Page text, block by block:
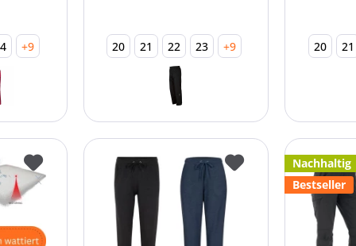
+9 20 21 22 23 +9 20 21
Nachhaltig
Bestseller